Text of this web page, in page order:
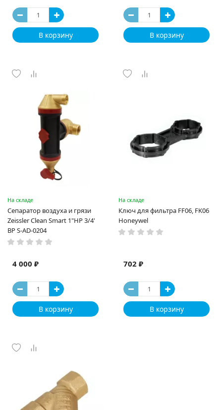
В корзину В корзину
На складе
Сепаратор воздуха и грязи
Zeissler Clean Smart 1"НР 3/4'
ВР S-AD-0204
4 000 ₽
В корзину
На складе
Ключ для фильтра FF06, FK06
Honeywel
702 ₽
В корзину